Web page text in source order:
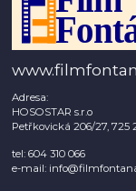
Adresa:
HOSOSTAR s.r.o
Petřkovická 206/27, 725
tel: 604 310 066
e-mail: